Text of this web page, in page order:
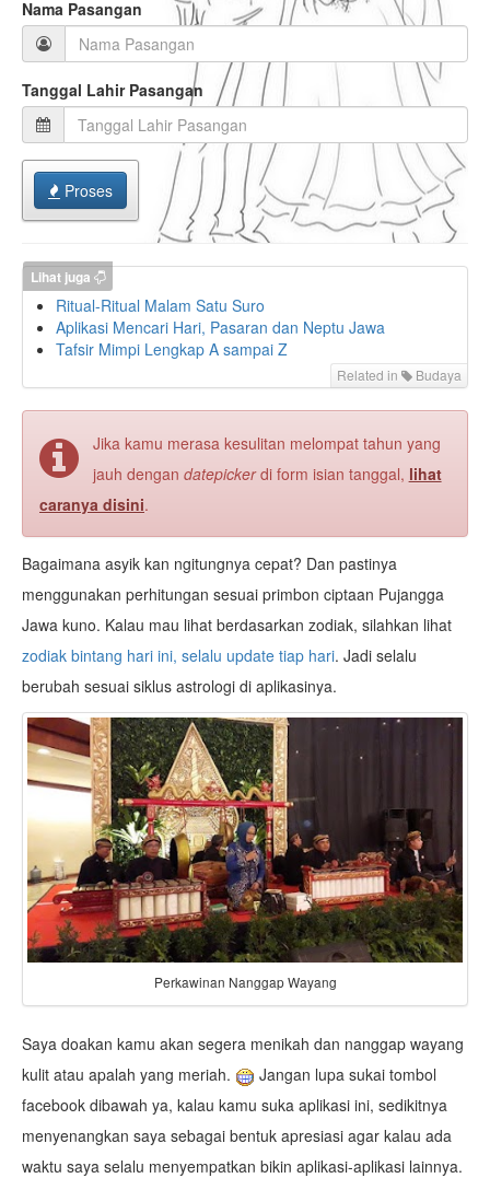
Nama Pasangan
Tanggal Lahir Pasangan
Proses
Lihat juga
Ritual-Ritual Malam Satu Suro
Aplikasi Mencari Hari, Pasaran dan Neptu Jawa
Tafsir Mimpi Lengkap A sampai Z
Related in Budaya
Jika kamu merasa kesulitan melompat tahun yang
jauh dengan datepickerdi form isian tanggal, lihat
caranya disini.
Bagaimana asyik kan ngitungnya cepat? Dan pastinya
menggunakan perhitungan sesuai primbon ciptaan Pujangga
Jawa kuno. Kalau mau lihat berdasarkan zodiak, silahkan lihat
zodiak bintang hari ini, selalu update tiap hari. Jadi selalu
berubah sesuai siklus astrologi di aplikasinya.
Perkawinan Nanggap Wayang
Saya doakan kamu akan segera menikah dan nanggap wayang
kulit atau apalah yang meriah.
Jangan lupa sukai tombol
facebook dibawah ya, kalau kamu suka aplikasi ini, sedikitnya
menyenangkan saya sebagai bentuk apresiasi agar kalau ada
waktu saya selalu menyempatkan bikin aplikasi-aplikasi lainnya.